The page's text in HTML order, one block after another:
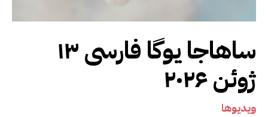
ساهاجا یوگا فارسی ۱۳
ژوئن ۲۰۲۶
ویدیوها